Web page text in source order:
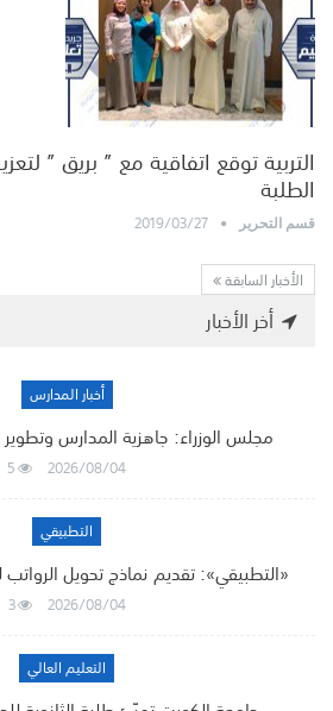
التربية توقع اتفاقية مع ” بريق ”
الطلبة
قسم التحرير 2019/03/27
الأخبار السابقة
أخر الأخبار
أخبار المدارس
مجلس الوزراء: جاهزية المدارس
2026/08/04
5
التطبيقي
«التطبيقي»: تقديم نماذج تحويل
2026/08/04
3
التعليم العالي